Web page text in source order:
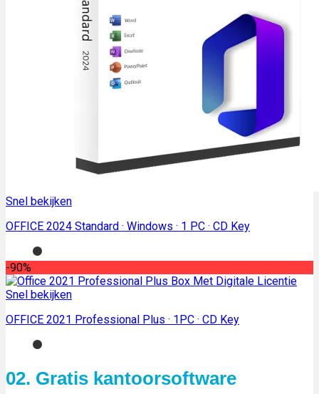
Snel bekijken
OFFICE 2024 Standard · Windows · 1 PC · CD Key
-90%
Snel bekijken
OFFICE 2021 Professional Plus · 1PC · CD Key
02. Gratis kantoorsoftware